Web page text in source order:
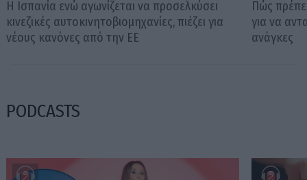
Η Ισπανία ενώ αγωνίζεται να προσελκύσει
κινεζικές αυτοκινητοβιομηχανίες, πιέζει για
νέους κανόνες από την ΕΕ
Πώς
για να
ανάγκες
PODCASTS